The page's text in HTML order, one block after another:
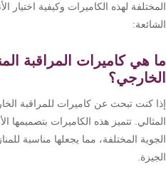
لهذه الكاميرات وكيفية اختيار
هي كاميرات المراقبة
كنت تبحث عن كاميرات للمراقبة
تتميز هذه الكاميرات بتصميمها
المختلفة، مما يجعلها مناسبة